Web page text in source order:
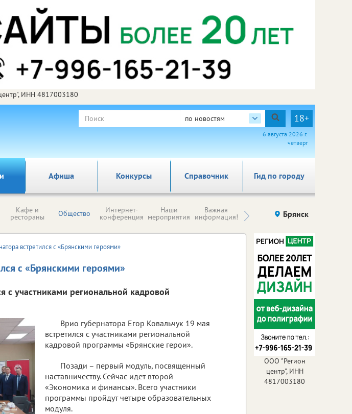
ИНН 4817003180
по новостям 18+
6 августа 2026 г.
четверг
Афиша Справочник Гид по городу
Конкурсы
Кафе и
рестораны Общество Интернет-
конференция
Наши
мероприятия
Важная
информация! Происшествия Здоровье
Брянск
встретился с «Брянскими героями»
с «Брянскими героями»
с участниками региональной кадровой
Врио губернатора Егор Ковальчук 19 мая
встретился с участниками региональной
кадровой программы «Брянские герои».
Позади – первый модуль, посвященный
наставничеству. Сейчас идет второй
«Экономика и финансы». Всего участники
программы пройдут четыре образовательных
модуля.
ООО "Регион
центр", ИНН
4817003180